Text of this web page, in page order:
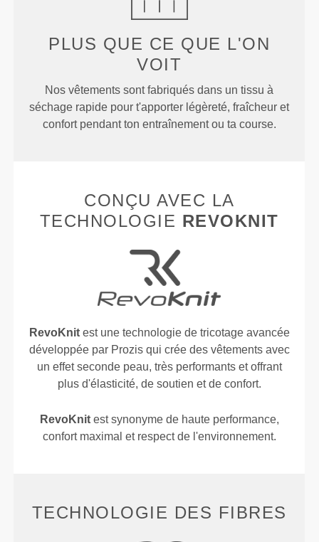
PLUS QUE CE QUE L'ON
VOIT
Nos vêtements sont fabriqués dans un tissu à
séchage rapide pour t'apporter légèreté, fraîcheur et
confort pendant ton entraînement ou ta course.
CONÇU AVEC LA
TECHNOLOGIE REVOKNIT
RevoKnitest une technologie de tricotage avancée
développée par Prozis qui crée des vêtements avec
un effet seconde peau, très performants et offrant
plus d'élasticité, de soutien et de confort.
RevoKnitest synonyme de haute performance,
confort maximal et respect de l'environnement.
TECHNOLOGIE DES FIBRES